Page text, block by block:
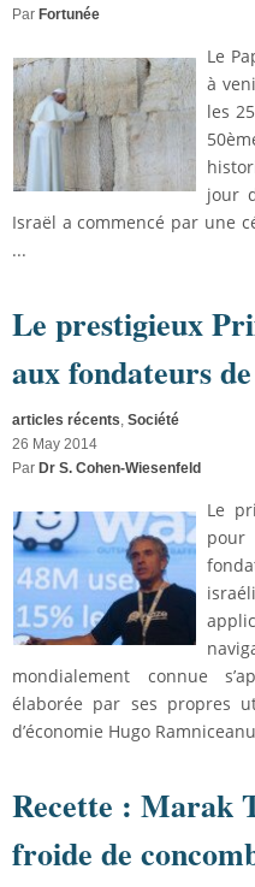
Par Fortunée
Le
à
les
jour
Israël a commencé par une
...
Le prestigieux
aux fondateurs
articles récents, Société
26 May 2014
Par Dr S. Cohen-Wiesenfeld
Le
mondialement connue
élaborée par ses propres
d’économie Hugo
Recette : Marak
froide de